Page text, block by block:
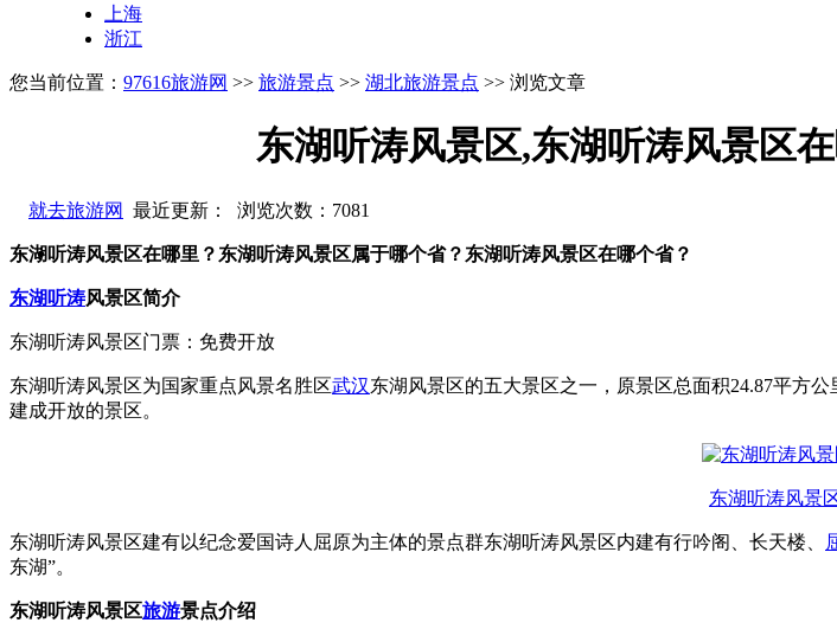
上海
浙江
您当前位置： 97616旅游网 >> 旅游景点 >> 湖北旅游景点 >> 浏览文章
东湖听涛风景区,东湖听涛风景区
就去旅游网 最近更新： 浏览次数： 7081
东湖听涛风景区在哪里？东湖听涛风景区属于哪个省？东湖听涛风景区在哪个省？
东湖 听涛风景区简介
东湖听涛风景区门票：免费开放
东湖听涛风景区为国家重点风景名胜区武汉东湖风景区的五大景区之一，原景区总面积24.87平方
建成开放的景区。
东湖听涛风景
东湖听涛风景区建有以纪念爱国诗人屈原为主体的景点群东湖听涛风景区内建有行吟阁、长天楼、
东湖”。
东湖听涛风景区旅游景点介绍